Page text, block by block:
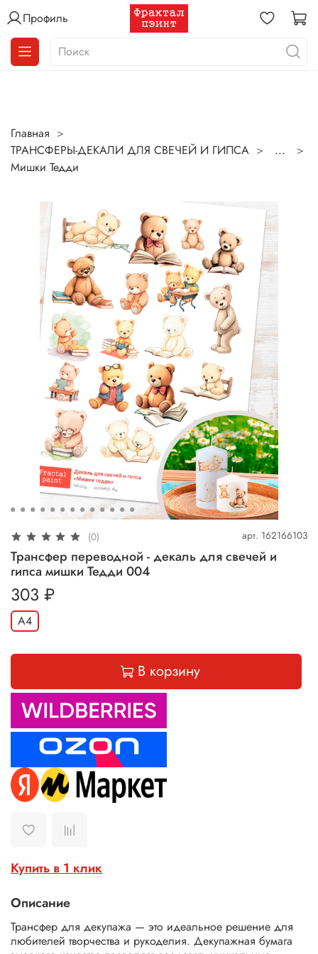
Профиль
Главная
ТРАНСФЕРЫ-ДЕКАЛИ ДЛЯ СВЕЧЕЙ И ГИПСА
...
Мишки Тедди
(0) арт. 162166103
Трансфер переводной - декаль для свечей и
гипса мишки Тедди 004
303 ₽
А4
В корзину
Купить в 1 клик
Описание
Трансфер для декупажа — это идеальное решение для
любителей творчества и рукоделия. Декупажная бумага